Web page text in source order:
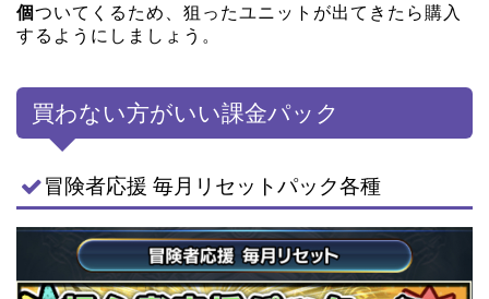
個ついてくるため、狙ったユニットが出てきたら購入
するようにしましょう。
買わない方がいい課金パック
冒険者応援 毎月リセットパック各種